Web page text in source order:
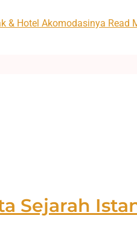
& Hotel Akomodasinya Read
Sejarah